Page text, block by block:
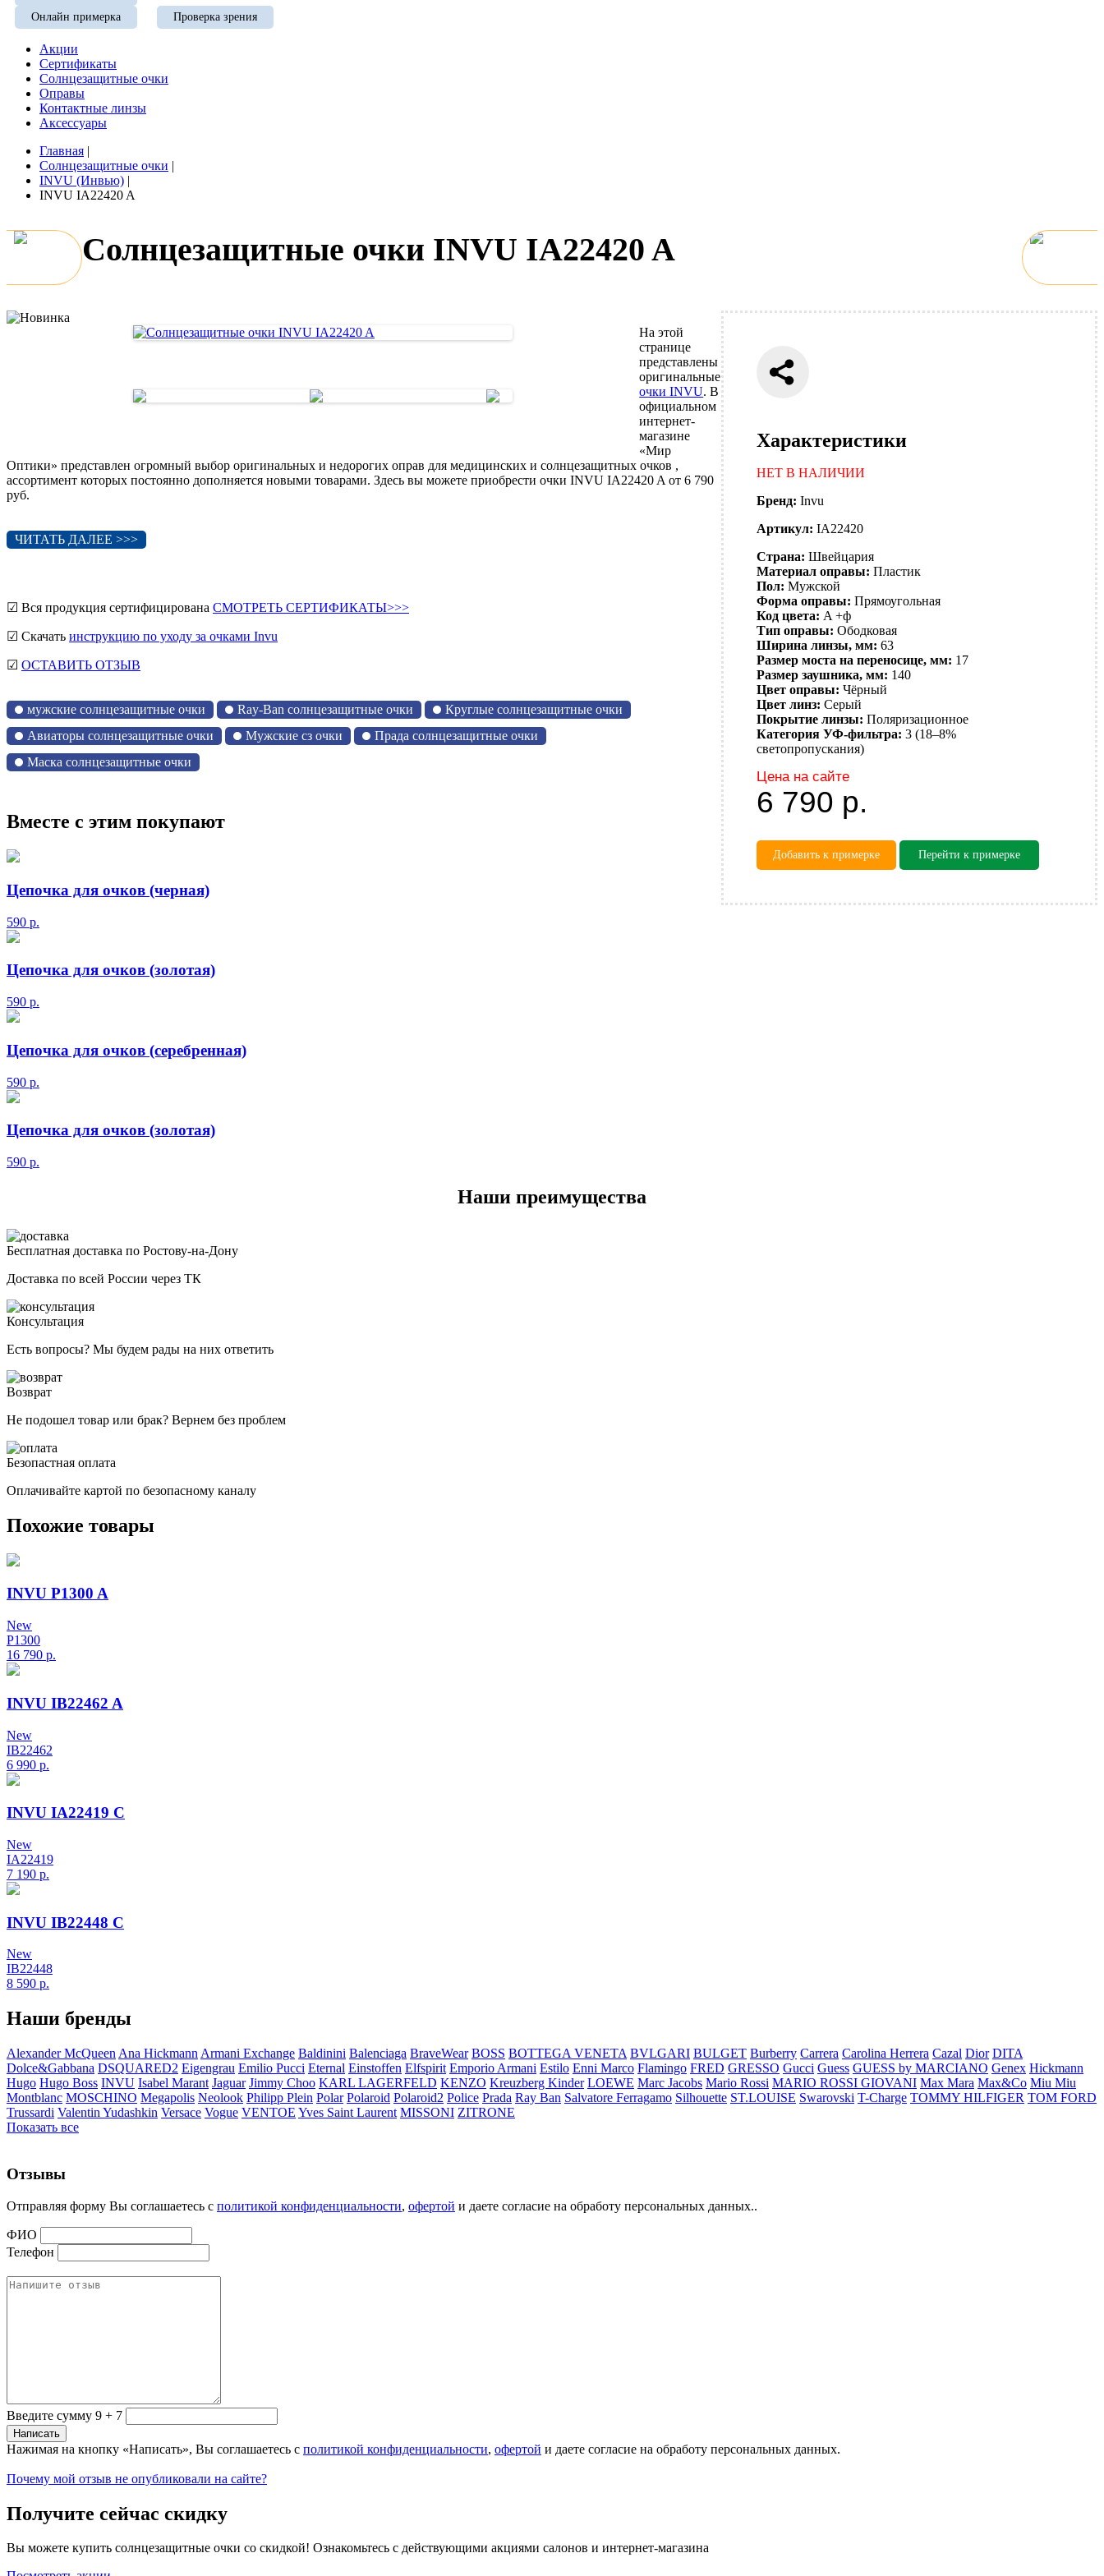
Онлайн примерка Проверка зрения
Акции
Сертификаты
Солнцезащитные очки
Оправы
Контактные линзы
Аксессуары
Главная |
Солнцезащитные очки |
INVU (Инвью) |
INVU IA22420 A
Солнцезащитные очки INVU IA22420 A
Характеристики
НЕТ В НАЛИЧИИ
Бренд:Invu
Артикул: IA22420
Страна: Швейцария
Материал оправы: Пластик
Пол: Мужской
Форма оправы: Прямоугольная
Код цвета: A +ф
Тип оправы: Ободковая
Ширина линзы, мм: 63
Размер моста на переносице, мм: 17
Размер заушника, мм: 140
Цвет оправы: Чёрный
Цвет линз: Серый
Покрытие линзы: Поляризационное
Категория УФ-фильтра: 3 (18–8%
светопропускания)
Цена на сайте
6 790 р.
Добавить к примерке Перейти к примерке
На этой
странице
представлены
оригинальные
очки INVU. В
официальном
интернет-
магазине
«Мир
Оптики» представлен огромный выбор оригинальных и недорогих оправ для медицинских и солнцезащитных очков ,
ассортимент которых постоянно дополняется новыми товарами. Здесь вы можете приобрести очки INVU IA22420 A от 6 790
руб.
ЧИТАТЬ ДАЛЕЕ >>>
☑ Вся продукция сертифицирована СМОТРЕТЬ СЕРТИФИКАТЫ>>>
☑ Скачать инструкцию по уходу за очками Invu
☑ ОСТАВИТЬ ОТЗЫВ
мужские солнцезащитные очки Ray-Ban солнцезащитные очки
Круглые солнцезащитные очки
Авиаторы солнцезащитные очки
Мужские сз очки
Прада солнцезащитные очки
Маска солнцезащитные очки
Вместе с этим покупают
Цепочка для очков (черная)
590 р.
Цепочка для очков (золотая)
590 р.
Цепочка для очков (серебренная)
590 р.
Цепочка для очков (золотая)
590 р.
Наши преимущества
Бесплатная доставка по Ростову-на-Дону
Доставка по всей России через ТК
Консультация
Есть вопросы? Мы будем рады на них ответить
Возврат
Не подошел товар или брак? Вернем без проблем
Безопастная оплата
Оплачивайте картой по безопасному каналу
Похожие товары
INVU P1300 A
New
P1300
16 790 р.
INVU IB22462 A
New
IB22462
6 990 р.
INVU IA22419 C
New
IA22419
7 190 р.
INVU IB22448 C
New
IB22448
8 590 р.
Наши бренды
Alexander McQueen Ana Hickmann Armani Exchange Baldinini Balenciaga BraveWear BOSS BOTTEGA VENETA BVLGARI BULGET Burberry Carrera Carolina Herrera Cazal Dior DITA
Dolce&Gabbana DSQUARED2 Eigengrau Emilio Pucci Eternal Einstoffen Elfspirit Emporio Armani Estilo Enni Marco Flamingo FRED GRESSO Gucci Guess GUESS by MARCIANO Genex Hickmann
Hugo Hugo Boss INVU Isabel Marant Jaguar Jimmy Choo KARL LAGERFELD KENZO Kreuzberg Kinder LOEWE Marc Jacobs Mario Rossi MARIO ROSSI GIOVANI Max Mara Max&Co Miu Miu
Montblanc MOSCHINO Megapolis Neolook Philipp Plein Polar Polaroid Polaroid2 Police Prada Ray Ban Salvatore Ferragamo Silhouette ST.LOUISE Swarovski T-Charge TOMMY HILFIGER TOM FORD
Trussardi Valentin Yudashkin Versace Vogue VENTOE Yves Saint Laurent MISSONI ZITRONE
Показать все
Отзывы
Отправляя форму Вы соглашаетесь с политикой конфиденциальности, офертой и даете согласие на обработу персональных данных..
ФИО
Телефон
Введите сумму 9 + 7
Нажимая на кнопку «Написать», Вы соглашаетесь с политикой конфиденциальности, офертой и даете согласие на обработу персональных данных.
Почему мой отзыв не опубликовали на сайте?
Получите сейчас скидку
Вы можете купить солнцезащитные очки со скидкой! Ознакомьтесь с действующими акциями салонов и интернет-магазина